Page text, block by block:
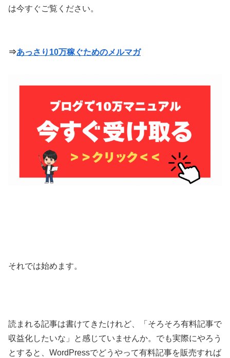
は今すぐご覧ください。
⇒あっさり10万稼ぐためのメルマガ
それでは始めます。
読まれる記事は書けてきたけれど、「そろそろ有料記事で
収益化したいな」と感じていませんか。でも実際にやろう
とすると、WordPressでどうやって有料記事を販売すれば